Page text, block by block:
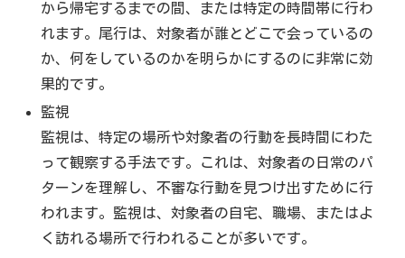
から帰宅するまでの間、または特定の時間帯に行わ
れます。尾行は、対象者が誰とどこで会っているの
か、何をしているのかを明らかにするのに非常に効
果的です。
監視
監視は、特定の場所や対象者の行動を長時間にわた
って観察する手法です。これは、対象者の日常のパ
ターンを理解し、不審な行動を見つけ出すために行
われます。監視は、対象者の自宅、職場、またはよ
く訪れる場所で行われることが多いです。